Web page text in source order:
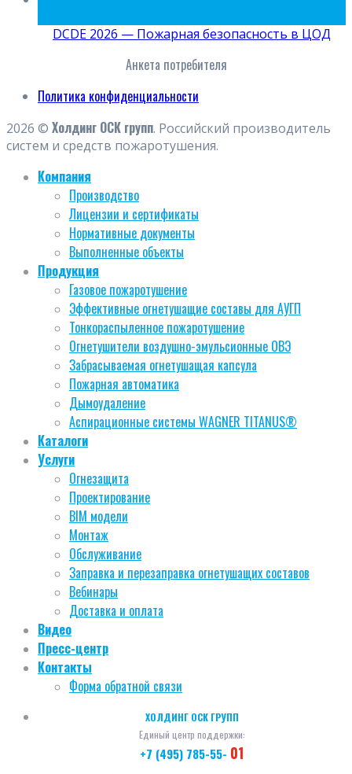
DCDE 2026 — Пожарная безопасность в ЦОД
Анкета потребителя
Политика конфиденциальности
2026 © Холдинг ОСК групп. Российский производитель
систем и средств пожаротушения.
Компания
Производство
Лицензии и сертификаты
Нормативные документы
Выполненные объекты
Продукция
Газовое пожаротушение
Эффективные огнетушащие составы для АУГП
Тонкораспыленное пожаротушение
Огнетушители воздушно-эмульсионные ОВЭ
Забрасываемая огнетушащая капсула
Пожарная автоматика
Дымоудаление
Аспирационные системы WAGNER TITANUS®
Каталоги
Услуги
Огнезащита
Проектирование
BIM модели
Монтаж
Обслуживание
Заправка и перезаправка огнетушащих составов
Вебинары
Доставка и оплата
Видео
Пресс-центр
Контакты
Форма обратной связи
ХОЛДИНГ ОСК ГРУПП
Единый центр поддержки:
+7 (495) 785-55- 01